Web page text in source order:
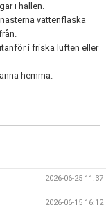
i hallen.
vattenflaska
i friska luften eller
hemma.
2026-06-25 11:37
2026-06-15 16:12